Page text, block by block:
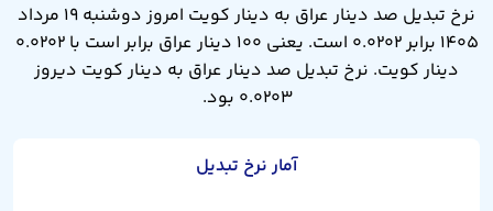
نرخ تبدیل صد دینار عراق به دینار کویت امروز دوشنبه ۱۹ مرداد
۱۴۰۵ برابر ۰.۰۲۰۲ است. یعنی ۱۰۰ دینار عراق برابر است با ۰.۰۲۰۲
دینار کویت. نرخ تبدیل صد دینار عراق به دینار کویت دیروز
۰.۰۲۰۳ بود.
آمار نرخ تبدیل